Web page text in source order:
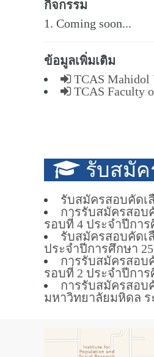
กิจกรรม
Coming soon...
ข้อมูลเพิ่มเติม
TCAS Mahidol
TCAS Faculty
รับสมั
รับสมัครสอบคัด
การรับสมัครสอ
รอบที่ 4 ประจำปีการ
รับสมัครสอบคัด
ประจำปีการศึกษา
การรับสมัครสอ
รอบที่ 2 ประจำปีการ
การรับสมัครสอ
มหาวิทยาลัยมหิดล